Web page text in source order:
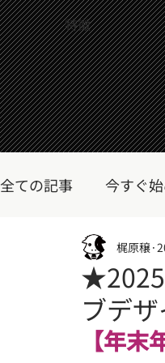
特徴
全ての記事 今すぐ
コワーキングスペ
Wixについて
★2025
ブデザ
梶原穣
【年末